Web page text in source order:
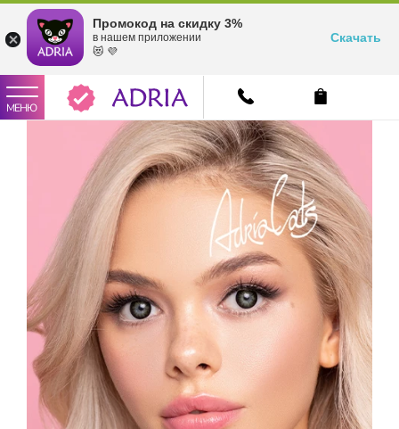
Промокод на скидку 3%
в нашем приложении
😻 💜
Скачать
МЕНЮ